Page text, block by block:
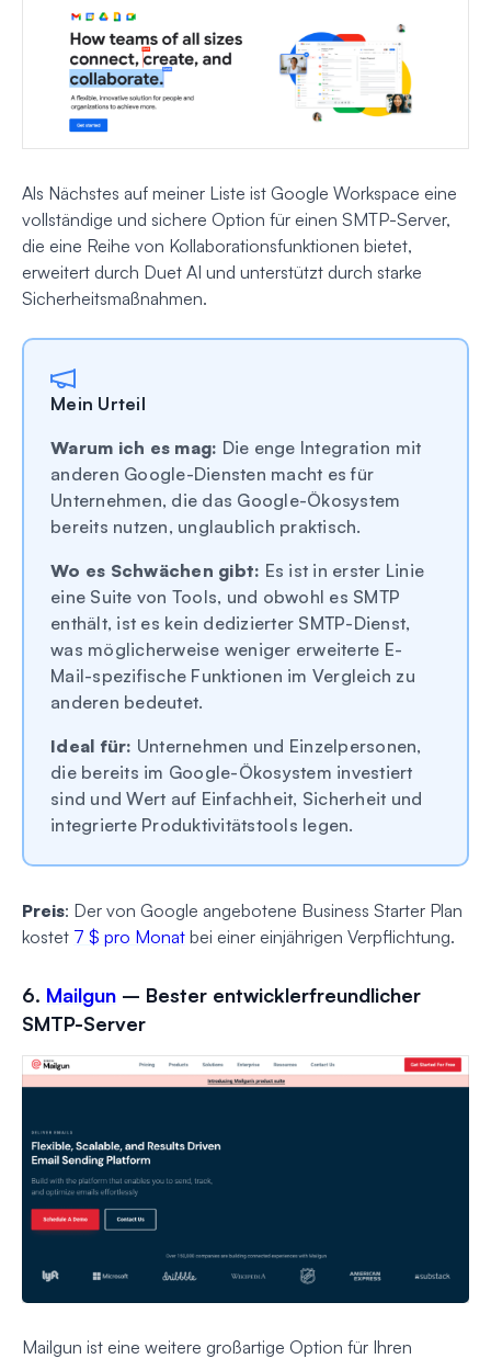
Als Nächstes auf meiner Liste ist Google Workspace eine
vollständige und sichere Option für einen SMTP-Server,
die eine Reihe von Kollaborationsfunktionen bietet,
erweitert durch Duet AI und unterstützt durch starke
Sicherheitsmaßnahmen.
Mein Urteil
Warum ich es mag: Die enge Integration mit
anderen Google-Diensten macht es für
Unternehmen, die das Google-Ökosystem
bereits nutzen, unglaublich praktisch.
Wo es Schwächen gibt: Es ist in erster Linie
eine Suite von Tools, und obwohl es SMTP
enthält, ist es kein dedizierter SMTP-Dienst,
was möglicherweise weniger erweiterte E-
Mail-spezifische Funktionen im Vergleich zu
anderen bedeutet.
Ideal für: Unternehmen und Einzelpersonen,
die bereits im Google-Ökosystem investiert
sind und Wert auf Einfachheit, Sicherheit und
integrierte Produktivitätstools legen.
Preis: Der von Google angebotene Business Starter Plan
kostet 7 $ pro Monat bei einer einjährigen Verpflichtung.
6. Mailgun – Bester entwicklerfreundlicher
SMTP-Server
Mailgun ist eine weitere großartige Option für Ihren